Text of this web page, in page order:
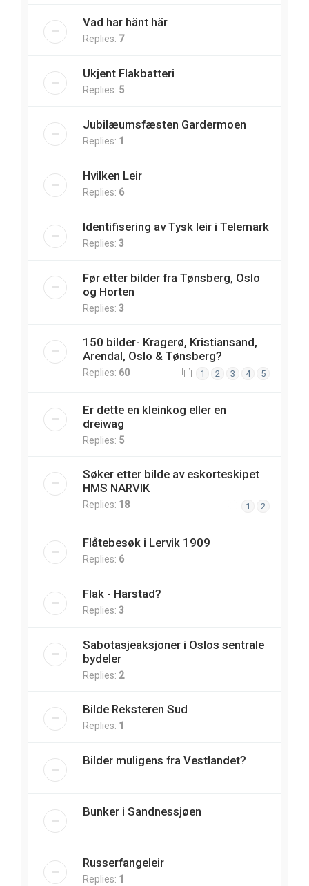
Vad har hänt här
Replies: 7
Ukjent Flakbatteri
Replies: 5
Jubilæumsfæsten Gardermoen
Replies: 1
Hvilken Leir
Replies: 6
Identifisering av Tysk leir i Telemark
Replies: 3
Før etter bilder fra Tønsberg, Oslo
og Horten
Replies: 3
150 bilder- Kragerø, Kristiansand,
Arendal, Oslo & Tønsberg?
Replies: 60 1 2 3 4 5
Er dette en kleinkog eller en
dreiwag
Replies: 5
Søker etter bilde av eskorteskipet
HMS NARVIK
Replies: 18 1 2
Flåtebesøk i Lervik 1909
Replies: 6
Flak - Harstad?
Replies: 3
Sabotasjeaksjoner i Oslos sentrale
bydeler
Replies: 2
Bilde Reksteren Sud
Replies: 1
Bilder muligens fra Vestlandet?
Bunker i Sandnessjøen
Russerfangeleir
Replies: 1